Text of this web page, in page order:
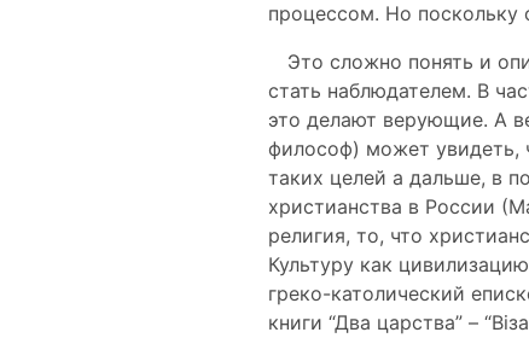
процессом. Но поскольку
Это сложно понять и
стать наблюдателем. В
это делают верующие. А
философ) может увидеть,
таких целей а дальше, в
христианства в России
религия, то, что
Культуру как
греко-католический
книги “Два царства” –